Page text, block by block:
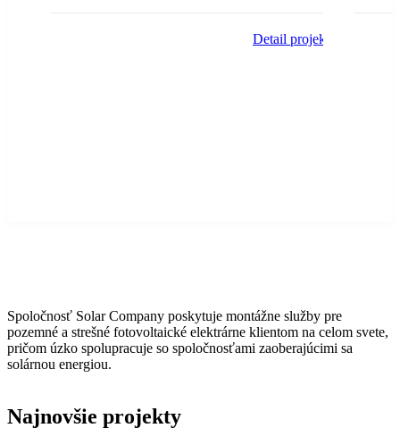
Detail projektu
Spoločnosť Solar Company poskytuje montážne služby pre
pozemné a strešné fotovoltaické elektrárne klientom na celom svete,
pričom úzko spolupracuje so spoločnosťami zaoberajúcimi sa
solárnou energiou.
Najnovšie projekty